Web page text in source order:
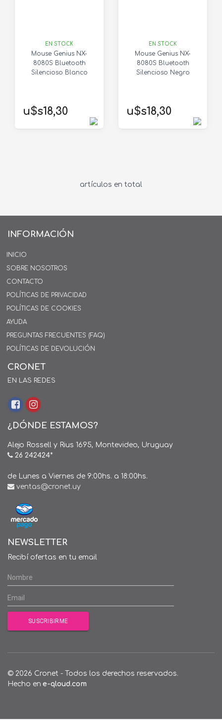
EN STOCK
Mouse Genius NX-
8080S Bluetooth
Silencioso Blanco
u$s18,30
EN STOCK
Mouse Genius NX-
8080S Bluetooth
Silencioso Negro
u$s18,30
artículos en total
INFORMACIÓN
INICIO
SOBRE NOSOTROS
CONTACTO
POLÍTICAS DE PRIVACIDAD
POLÍTICAS DE COOKIES
AYUDA
PREGUNTAS FRECUENTES (FAQ)
POLÍTICAS DE DEVOLUCIÓN
CRONET
EN LAS REDES
¿DÓNDE ESTAMOS?
Alejo Rossell y Rius 1695, Montevideo, Uruguay
26 242424*
de Lunes a Viernes de 9:00hs. a 18:00hs.
ventas@cronet.uy
NEWSLETTER
Recibí ofertas en tu email
© 2026 Cronet - Todos los derechos reservados.
Hecho en e-qloud.com